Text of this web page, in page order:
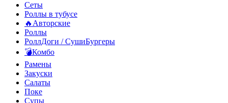
Сеты
Роллы в тубусе
🔥Авторские
Роллы
РоллДоги / СушиБургеры
💣Комбо
Рамены
Закуски
Салаты
Поке
Супы